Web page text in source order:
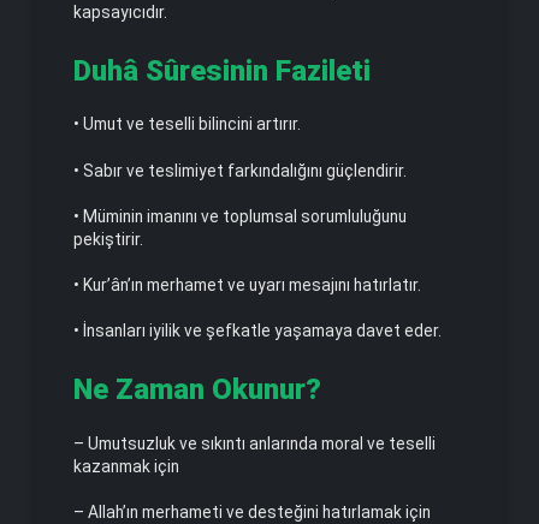
kapsayıcıdır.
Duhâ Sûresinin Fazileti
• Umut ve teselli bilincini artırır.
• Sabır ve teslimiyet farkındalığını güçlendirir.
• Müminin imanını ve toplumsal sorumluluğunu
pekiştirir.
• Kur’ân’ın merhamet ve uyarı mesajını hatırlatır.
• İnsanları iyilik ve şefkatle yaşamaya davet eder.
Ne Zaman Okunur?
– Umutsuzluk ve sıkıntı anlarında moral ve teselli
kazanmak için
– Allah’ın merhameti ve desteğini hatırlamak için